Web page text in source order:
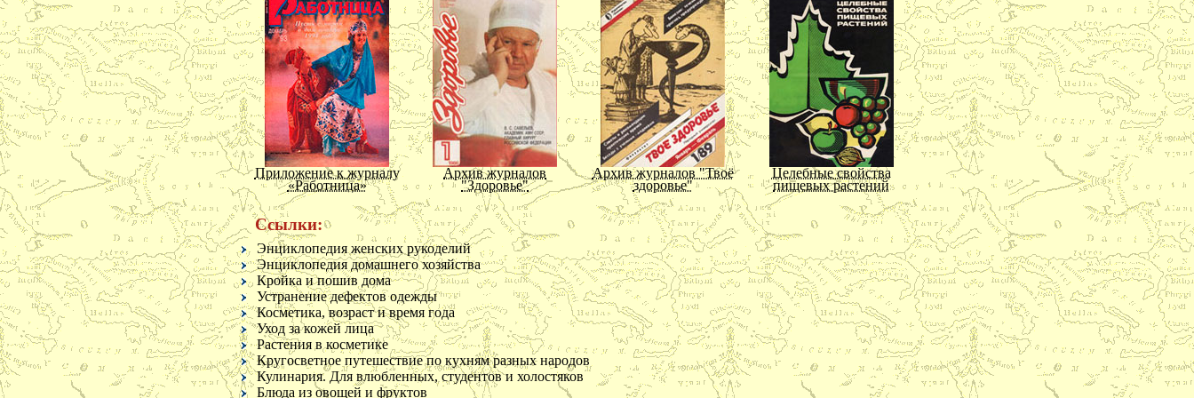
О несомненности принципов
О недостатке, присущем большинству
явлений
О душе
О романах
Против посредственности
существования
О знатности
Об удаче
Против тщеславия
Не изменять своему характеру
О пользе деятельности
О споре
О несвободе нашего духа
Добродетель никогда не обманывает
О пользе общения с людьми
О необходимости совершать ошибки
О щедрости
Объяснение максимы Паскаля
Естественность и простота
О счастье
Несправедливость к великим людям
Не след все валить на судьбу
О людской черствости
Приложение к журналу
«Работница»
Архив журналов
"Здоровье"
Архив журналов "Твоё
здоровье"
Целебные свойства
пищевых растений
Приложение к журналу
Цветущая косметика
Косметика, возраст и
Уход за кожей лица
Ссылки:
Энциклопедия женских рукоделий
Энциклопедия домашнего хозяйства
Кройка и пошив дома
Устранение дефектов одежды
Косметика, возраст и время года
Уход за кожей лица
Растения в косметике
Кругосветное путешествие по кухням разных народов
Кулинария. Для влюбленных, студентов и холостяков
Блюда из овощей и фруктов